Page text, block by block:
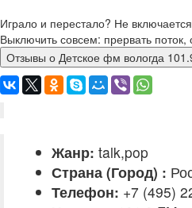
Играло и перестало? Не
Выключить совсем: прервать поток,
Отзывы о Детское фм вологда
Жанр: talk,pop
Страна (Город) :
Телефон: +7 (495)